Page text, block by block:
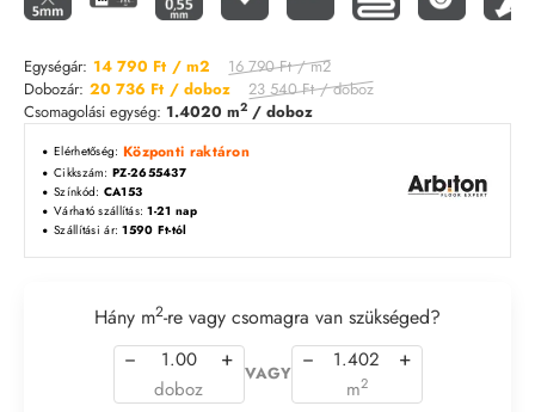
Egységár: 14 790 Ft / m2 16 790 Ft / m2
Dobozár: 20 736 Ft / doboz 23 540 Ft / doboz
Csomagolási egység: 1.4020 m2 / doboz
Elérhetőség: Központi raktáron
Cikkszám: PZ-2655437
Színkód: CA153
Várható szállítás: 1-21 nap
Szállítási ár: 1590 Ft-tól
Hány m2-re vagy csomagra van szükséged?
− +
doboz
VAGY
− +
m2